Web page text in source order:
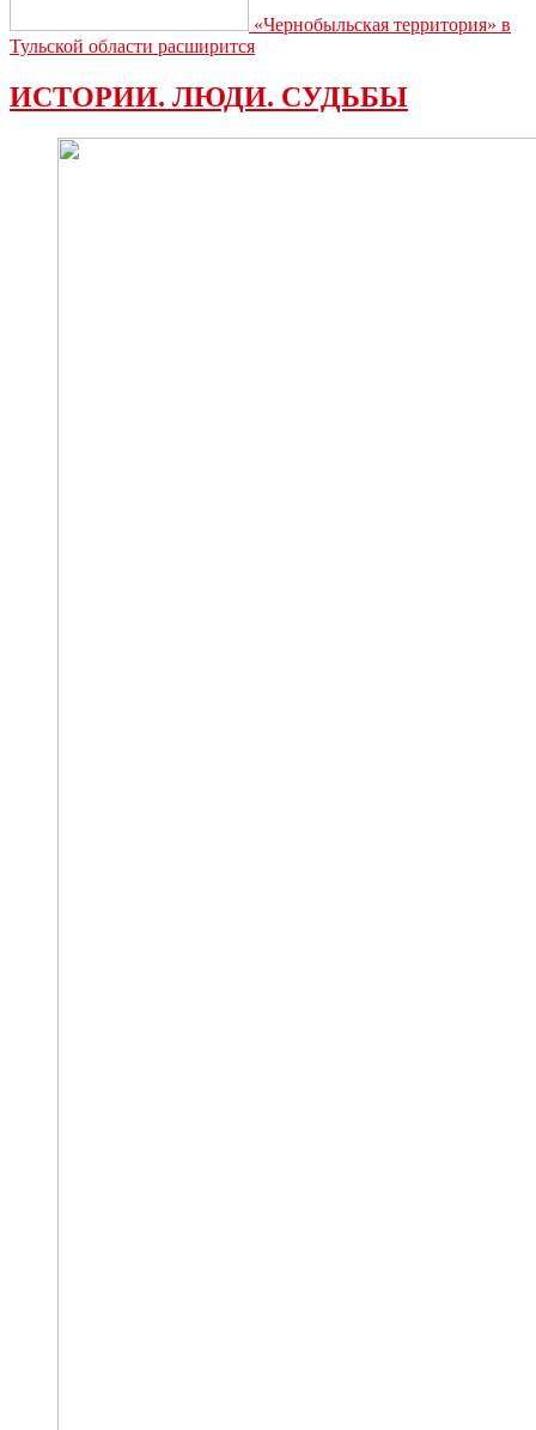
«Чернобыльская территория» в
Тульской области расширится
ИСТОРИИ. ЛЮДИ. СУДЬБЫ